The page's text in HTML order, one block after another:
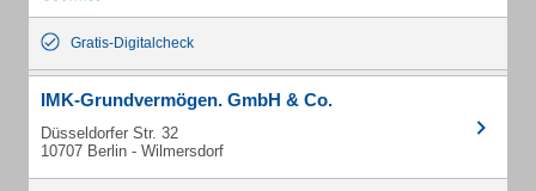
Gratis-Digitalcheck
IMK-Grundvermögen. GmbH & Co.
Düsseldorfer Str. 32
10707 Berlin - Wilmersdorf